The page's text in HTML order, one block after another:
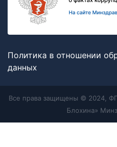
Политика в отношении
данных
Все права защищены © 2024,
Блохина»